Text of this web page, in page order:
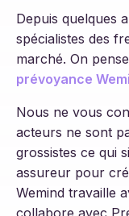
Depuis quelques
spécialistes des
marché. On
prévoyance
Nous ne vous
acteurs ne sont
grossistes ce qui
assureur pour
Wemind travaille
collabore avec